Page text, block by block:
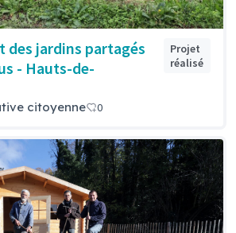
des jardins partagés
- Hauts-de-
Projet
réalisé
citoyenne 0